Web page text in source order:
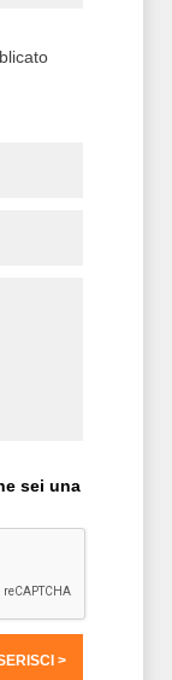
sei una